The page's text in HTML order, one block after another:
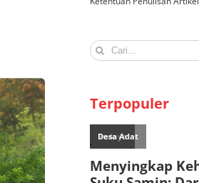
Search
for:
Terpopuler